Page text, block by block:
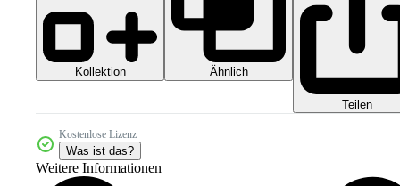
Kollektion Ähnlich
Teilen
Kostenlose Lizenz
Was ist das?
Weitere Informationen